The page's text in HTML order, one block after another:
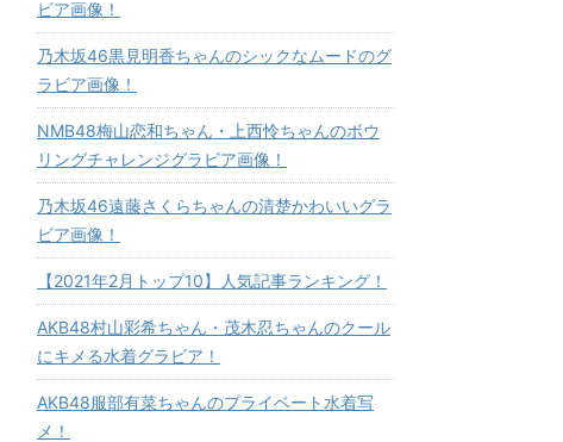
ビア画像！
乃木坂46黒見明香ちゃんのシックなムードのグ
ラビア画像！
NMB48梅山恋和ちゃん・上西怜ちゃんのボウ
リングチャレンジグラビア画像！
乃木坂46遠藤さくらちゃんの清楚かわいいグラ
ビア画像！
【2021年2月トップ10】人気記事ランキング！
AKB48村山彩希ちゃん・茂木忍ちゃんのクール
にキメる水着グラビア！
AKB48服部有菜ちゃんのプライベート水着写
メ！